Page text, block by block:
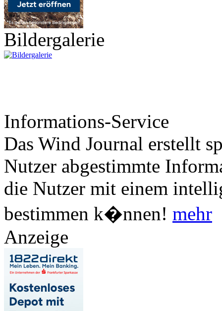
Bildergalerie
Informations-Service
Das Wind Journal erstellt
Nutzer abgestimmte
die Nutzer mit einem
bestimmen k�nnen! mehr
Anzeige